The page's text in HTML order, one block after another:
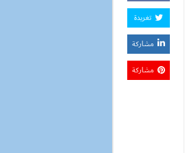
تغريدة
مشاركة
مشاركة